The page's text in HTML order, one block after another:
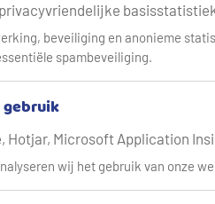
Technische
en schema's van
beveiliging en anonieme
spambeveiliging.
Hotjar, Microsoft Application
wij het gebruik van onze